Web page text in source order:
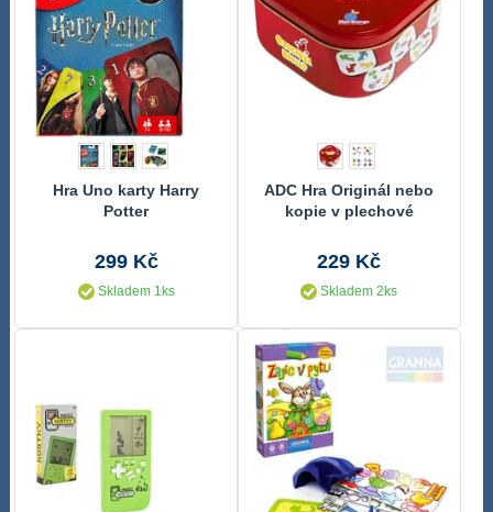
Hra Uno karty Harry
Potter
299 Kč
Skladem 1ks
ADC Hra Originál nebo
kopie v plechové
*SPOLEČENSKÉ HRY*
229 Kč
Skladem 2ks